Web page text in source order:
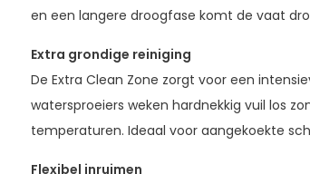
en een langere droogfase komt de vaat
Extra grondige reiniging
De Extra Clean Zone zorgt voor een
watersproeiers weken hardnekkig vuil los
temperaturen. Ideaal voor aangekoekte
Flexibel inruimen